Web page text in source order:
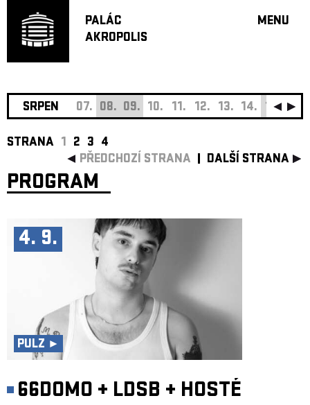
PALÁC
AKROPOLIS
MENU
JAZZ
HUDBA
SRPEN 07. 08. 09. 10. 11. 12. 13. 14. 15. 16.
STRANA 1 2 3 4
PŘEDCHOZÍ STRANA
DALŠÍ STRANA
PROGRAM
4. 9.
PULZ ►
66DOMO + LDSB + HOSTÉ